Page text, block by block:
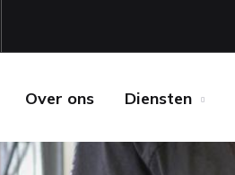
Over ons Diensten